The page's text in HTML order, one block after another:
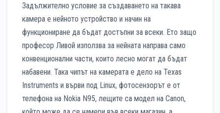
Задължително условие за създаването на такава
камера е нейното устройство и начин на
функциониране да бъдат достъпни за всеки. Ето защо
професор Ливой използва за нейната направа само
конвенционални части, които лесно могат да бъдат
набавени. Така чипът на камерата е дело на Texas
Instruments и върви под Linux, фотосензорът е от
телефона на Nokia N95, лещите са модел на Canon,